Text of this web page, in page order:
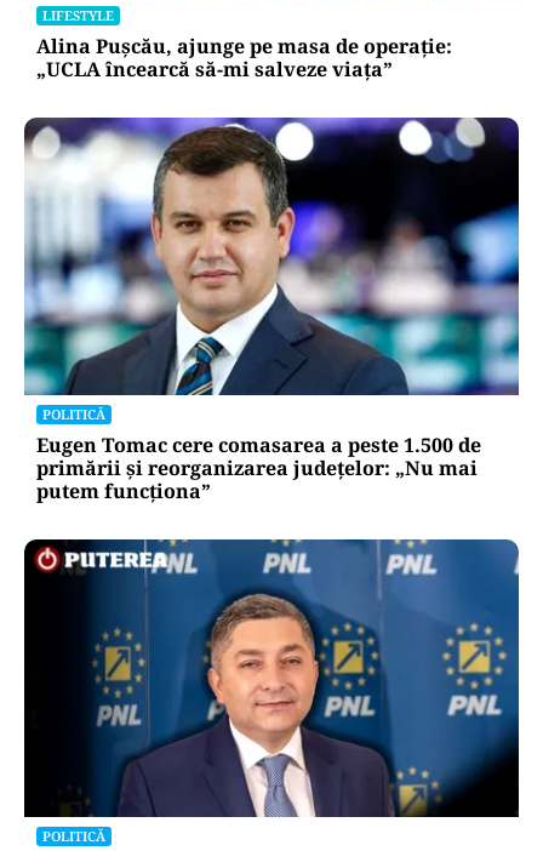
LIFESTYLE
Alina Pușcău, ajunge pe masa de operație:
„UCLA încearcă să-mi salveze viața”
POLITICĂ
Eugen Tomac cere comasarea a peste 1.500 de
primării și reorganizarea județelor: „Nu mai
putem funcționa”
POLITICĂ